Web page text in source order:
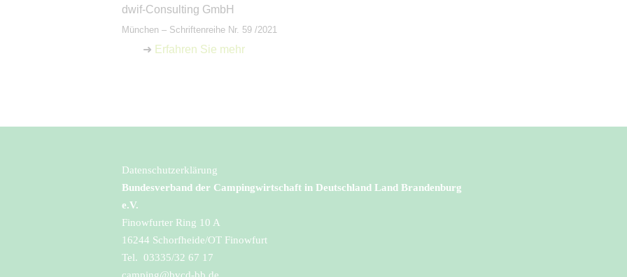
dwif-Consulting GmbH
München – Schriftenreihe Nr. 59 /2021
➜ Erfahren Sie mehr
Datenschutzerklärung
Bundesverband der Campingwirtschaft in Deutschland Land Brandenburg
e.V.
Finowfurter Ring 10 A
16244 Schorfheide/OT Finowfurt
Tel. 03335/32 67 17